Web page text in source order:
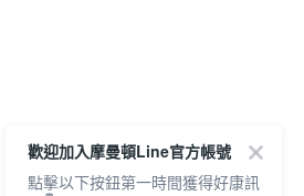
歡迎加入摩曼頓Line官方帳號
點擊以下按鈕第一時間獲得好康訊